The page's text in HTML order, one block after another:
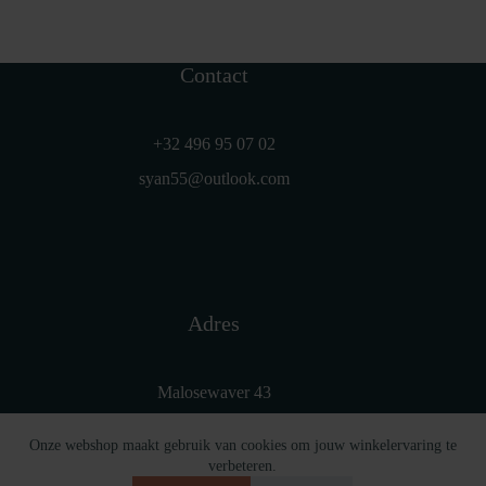
Onze webshop maakt gebruik van cookies om jouw winkelervaring te
verbeteren.
worden
Contact
+32 496 95 07 02
syan55@outlook.com
Adres
Malosewaver 43
België